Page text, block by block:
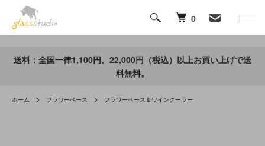
0
送料：全国一律1,100円。22,000円（税込）以上お買い上げで送
料無料。
ホーム フラワーベース フラワーベース＆ワインクーラー